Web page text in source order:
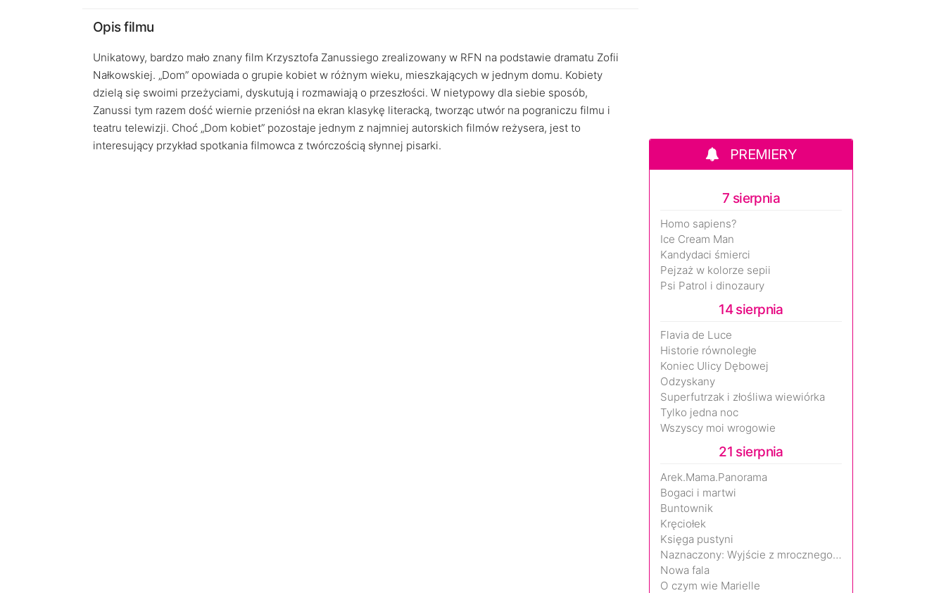
Opis filmu
Unikatowy, bardzo mało znany film Krzysztofa Zanussiego zrealizowany w RFN na podstawie dramatu Zofii
Nałkowskiej. „Dom” opowiada o grupie kobiet w różnym wieku, mieszkających w jednym domu. Kobiety
dzielą się swoimi przeżyciami, dyskutują i rozmawiają o przeszłości. W nietypowy dla siebie sposób,
Zanussi tym razem dość wiernie przeniósł na ekran klasykę literacką, tworząc utwór na pograniczu filmu i
teatru telewizji. Choć „Dom kobiet” pozostaje jednym z najmniej autorskich filmów reżysera, jest to
interesujący przykład spotkania filmowca z twórczością słynnej pisarki.
PREMIERY
7 sierpnia
Homo sapiens?
Ice Cream Man
Kandydaci śmierci
Pejzaż w kolorze sepii
Psi Patrol i dinozaury
14 sierpnia
Flavia de Luce
Historie równoległe
Koniec Ulicy Dębowej
Odzyskany
Superfutrzak i złośliwa wiewiórka
Tylko jedna noc
Wszyscy moi wrogowie
21 sierpnia
Arek.Mama.Panorama
Bogaci i martwi
Buntownik
Kręciołek
Księga pustyni
Naznaczony: Wyjście z mrocznego wymiaru
Nowa fala
O czym wie Marielle